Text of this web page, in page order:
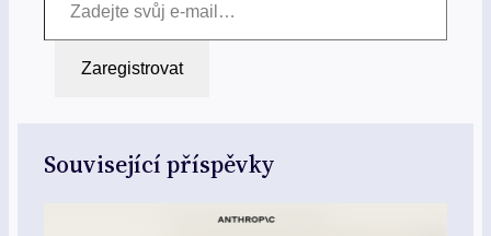
Zaregistrovat
Související příspěvky